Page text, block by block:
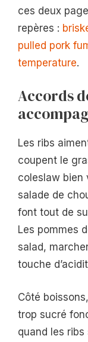
ces deux
repères :
pulled pork
temperature.
Accords
Les ribs
coupent le
coleslaw bien
salade de
font tout de
Les pommes
salad,
touche
Côté
trop sucré
quand les ribs